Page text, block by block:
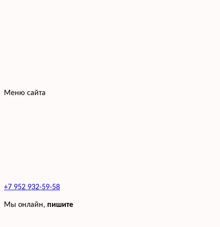
Меню сайта
+7 952 932-59-58
Мы онлайн, пишите